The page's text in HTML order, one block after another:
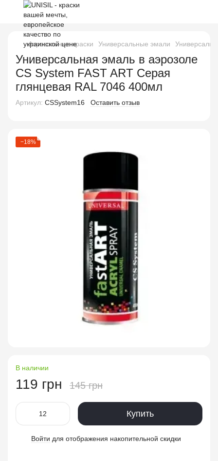
Аэрозольные краски Универсальные эмали
Универсальная эмаль в аэрозоле
CS System FAST ART Серая
глянцевая RAL 7046 400мл
Артикул: CSSystem16 Оставить отзыв
−18%
В наличии
119 грн 145 грн
Купить
Войти для отображения накопительной скидки